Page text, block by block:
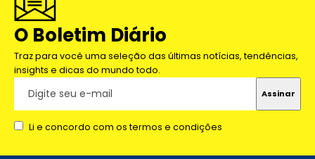
O Boletim Diário
Traz para você uma seleção das últimas notícias, tendências,
insights e dicas do mundo todo.
Li e concordo com os termos e condições